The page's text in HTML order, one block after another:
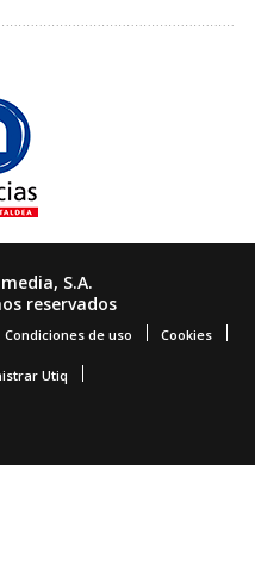
S.A.
reservados
Condiciones de uso Cookies
Utiq